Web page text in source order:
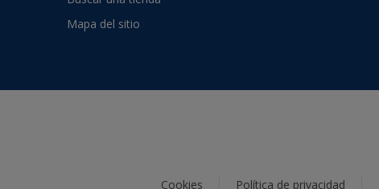
Mapa del sitio
Cookies Política de privacidad